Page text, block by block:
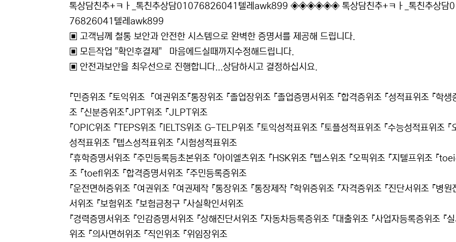
톡상담친추+ㅋㅏ_톡친추상담01076826041텔레awk899 ◈◈◈◈◈◈ 톡상담친추+ㅋㅏ_톡친추상담
76826041텔레awk899
▣ 고객님께 철통 보안과 안전한 시스템으로 완벽한 증명서를 제공해 드립니다.
▣ 모든작업 "확인후결제" 마음에드실때까지수정해드립니다.
▣ 안전과보안을 최우선으로 진행합니다...상담하시고 결정하십시요.
『민증위조 『토익위조 『여권위조『통장위조 『졸업장위조 『졸업증명서위조 『합격증위조 『성적표위조 『학생
조 『신분증위조『JPT위조 『JLPT위조
『OPIC위조 『TEPS위조 『IELTS위조 G-TELP위조 『토익성적표위조 『토플성적표위조 『수능성적표위조 『
성적표위조 『텝스성적표위조 『시험성적표위조
『휴학증명서위조 『주민등록등초본위조 『아이엘츠위조 『HSK위조 『텝스위조 『오픽위조 『지텔프위조 『
조 『toefl위조 『합격증명서위조 『주민등록증위조
『운전면허증위조 『여권위조 『여권제작 『통장위조 『통장제작 『학위증위조 『자격증위조 『진단서위조 『병원
서위조 『보험위조 『보험금청구 『사실확인서위조
『경력증명서위조 『인감증명서위조 『상해진단서위조 『자동차등록증위조 『대출위조 『사업자등록증위조 『
위조 『의사면허위조 『직인위조 『위임장위조